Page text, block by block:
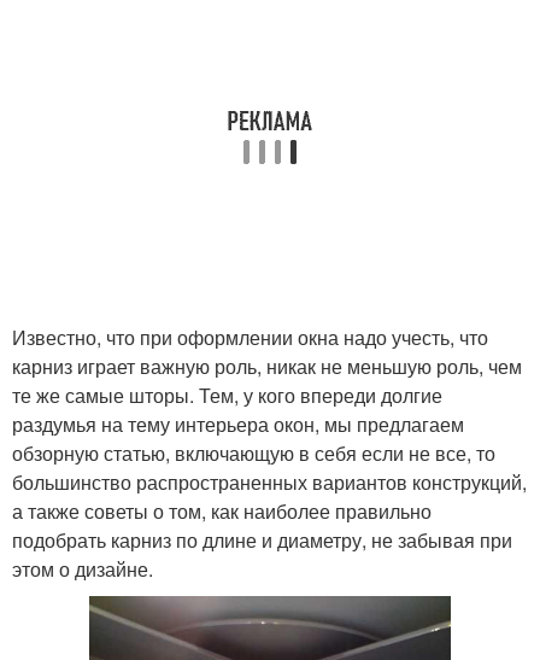
Известно, что при оформлении окна надо учесть, что
карниз играет важную роль, никак не меньшую роль, чем
те же самые шторы. Тем, у кого впереди долгие
раздумья на тему интерьера окон, мы предлагаем
обзорную статью, включающую в себя если не все, то
большинство распространенных вариантов конструкций,
а также советы о том, как наиболее правильно
подобрать карниз по длине и диаметру, не забывая при
этом о дизайне.